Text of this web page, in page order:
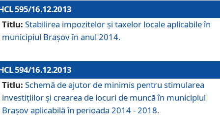
595/16.12.2013
Titlu: Stabilirea impozitelor şi taxelor locale aplicabile în
municipiul Braşov în anul 2014.
594/16.12.2013
Titlu: Schemă de ajutor de minimis pentru stimularea
investiţiilor şi crearea de locuri de muncă în municipiul
Braşov aplicabilă în perioada 2014 - 2018.